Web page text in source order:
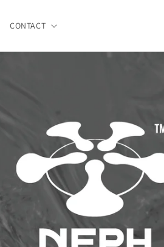
CONTACT